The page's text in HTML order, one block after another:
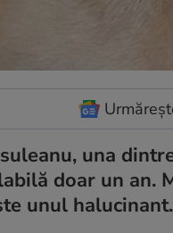
una
doar un an.
unul halucinant.